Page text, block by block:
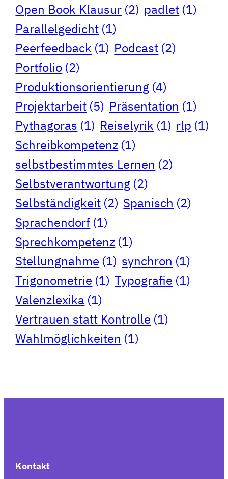
Open Book Klausur (2) padlet (1)
Parallelgedicht (1)
Peerfeedback (1) Podcast (2)
Portfolio (2)
Produktionsorientierung (4)
Projektarbeit (5) Präsentation (1)
Pythagoras (1) Reiselyrik (1) rlp (1)
Schreibkompetenz (1)
selbstbestimmtes Lernen (2)
Selbstverantwortung (2)
Selbständigkeit (2) Spanisch (2)
Sprachendorf (1)
Sprechkompetenz (1)
Stellungnahme (1) synchron (1)
Trigonometrie (1) Typografie (1)
Valenzlexika (1)
Vertrauen statt Kontrolle (1)
Wahlmöglichkeiten (1)
Kontakt